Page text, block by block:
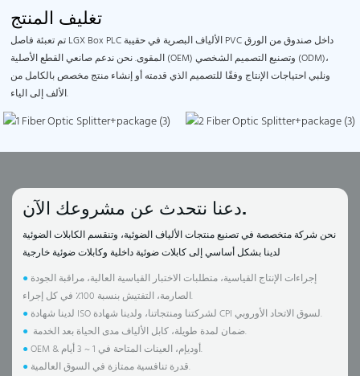
تغليف المنتج
تم تعبئة فاصل LGX Box PLC الألياف البصرية في حقيبة PVC داخل صندوق من الورق
المقوى. نحن ندعم صانعي القطع الأصلية (OEM) وتصنيع التصميم الشخصي (ODM)،
ونلبي احتياجات الإنتاج وفقًا للتصميم الذي قدمته أو إنشاء منتج مخصص بالكامل من
الألف إلى الياء.
دعنا نتحدث عن مشروعك الآن.
نحن شركة متخصصة في تصنيع منتجات الألياف الضوئية، وتنقسم الكابلات الضوئية
● إجراءات الإنتاج القياسية، متطلبات الاختبار القياسية العالية، مراقبة الجودة
الصارمة، التفتيش بنسبة 100٪ في كل إجراء.
●
لدينا شهادة ISO لشركتنا ومنتجاتنا، ولدينا شهادة CPI لسوق الاتحاد الأوروبي.
●
ضمان لمدة طويلة، كابل الألياف مدى الحياة بعد الخدمة.
●
OEM & أوديإم، العينات المتاحة في 1 ~ 3 أيام.
●
قدرة تنافسية ممتازة في السوق العالمية.